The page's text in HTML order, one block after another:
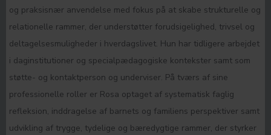
og praksisnær anvendelse med fokus på at skabe strukturelle og
relationelle rammer, der understøtter forudsigelighed, trivsel og
deltagelsesmuligheder i hverdagslivet. Hun har tidligere arbejdet
i daginstitutioner og specialpædagogiske kontekster samt som
støtte- og kontaktperson og underviser. På tværs af sine
professionelle roller er Rosa optaget af systematisk faglig
refleksion, inddragelse af barnets og familiens perspektiver samt
udvikling af trygge, tydelige og bæredygtige rammer, der styrker